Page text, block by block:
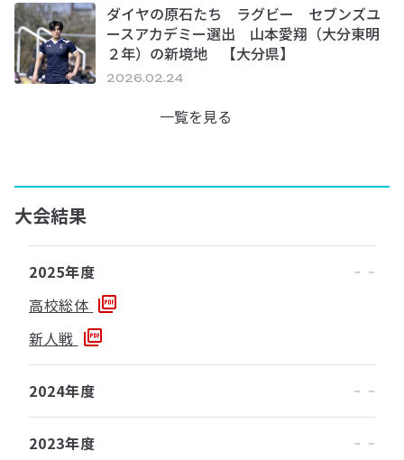
ダイヤの原石たち ラグビー セブンズユ
ースアカデミー選出 山本愛翔（大分東明
２年）の新境地 【大分県】
2026.02.24
一覧を見る
大会結果
2025年度
高校総体
新人戦
2024年度
2023年度